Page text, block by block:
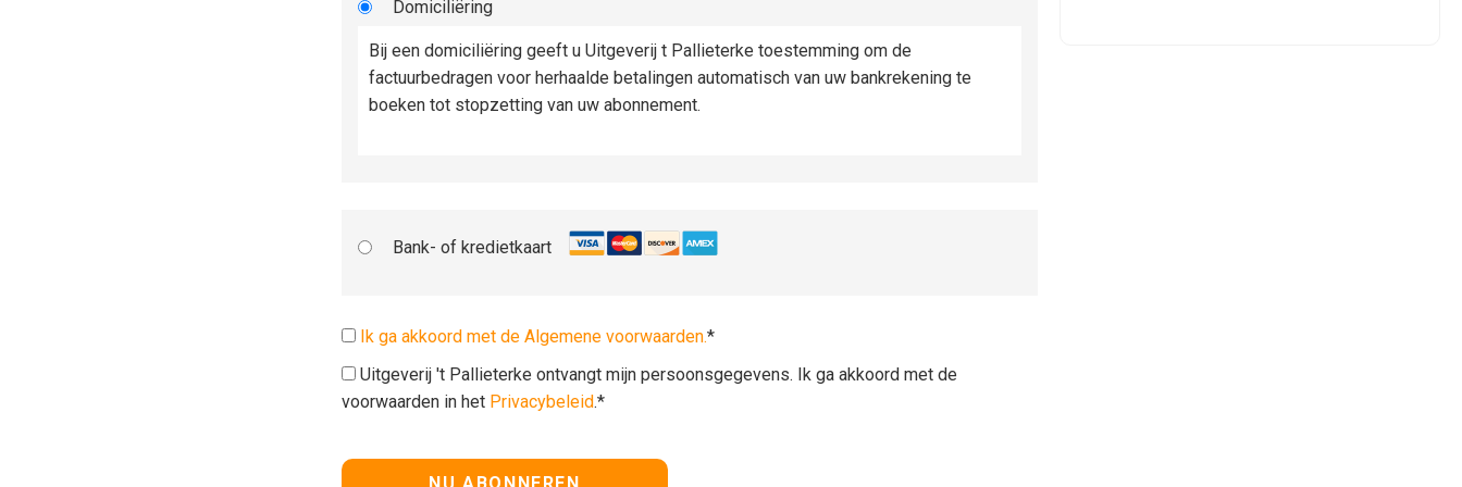
Domiciliëring
Bij een domiciliëring geeft u Uitgeverij t Pallieterke toestemming om de
factuurbedragen voor herhaalde betalingen automatisch van uw bankrekening te
boeken tot stopzetting van uw abonnement.
Bank- of kredietkaart
Ik ga akkoord met de Algemene voorwaarden.*
Uitgeverij 't Pallieterke ontvangt mijn persoonsgegevens. Ik ga akkoord met de
voorwaarden in het Privacybeleid.*
Geen waarde